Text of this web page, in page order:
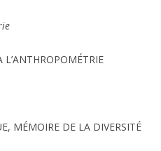
MÉMOIRE DE LA DIVERSITÉ